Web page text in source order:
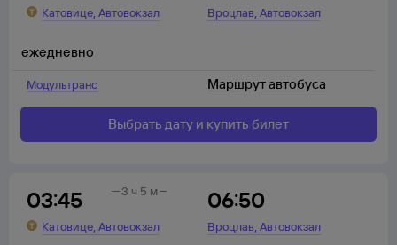
Катовице,Автовокзал Вроцлав,Автовокзал
Модультранс
ежедневно
Маршрут автобуса
Выбрать дату и купить билет
03:45
Катовице,Автовокзал
06:50
Вроцлав,Автовокзал
3 ч 5 м